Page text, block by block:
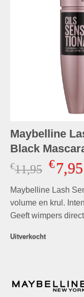
Maybelline
Black
€11,95
prijs
was:
€11,95.
€7,95
Maybelline Lash
volume en krul.
Geeft wimpers
Uitverkocht